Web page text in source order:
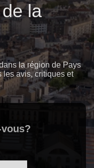
la
la région de Pays
les avis, critiques et